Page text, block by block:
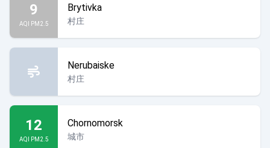
9
AQI PM2.5
Brytivka
村庄
Nerubaiske
村庄
12
AQI PM2.5
Chornomorsk
城市